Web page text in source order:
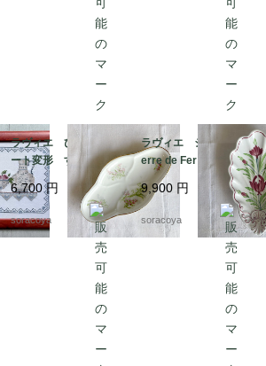
ラヴィエ ひし形プレ
ート変形 すずらん
前菜オードブル プチ
ガトー おやつ 19tw
m34
6,700円
soracoya
ラヴィエ シェル型 T
erre de Fer トゥール
ドフェール ペクソン
ヌ窯 19twm36-2
9,900 円
soracoya